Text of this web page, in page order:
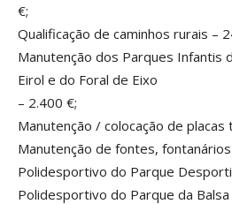
€;
Qualificação de caminhos rurais –
Manutenção dos Parques Infantis
Eirol e do Foral de Eixo
– 2.400 €;
Manutenção / colocação de placas
Manutenção de fontes,
Polidesportivo do Parque
Polidesportivo do Parque da Balsa